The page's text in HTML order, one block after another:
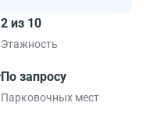
2 из 10
Этажность
По запросу
Парковочных мест